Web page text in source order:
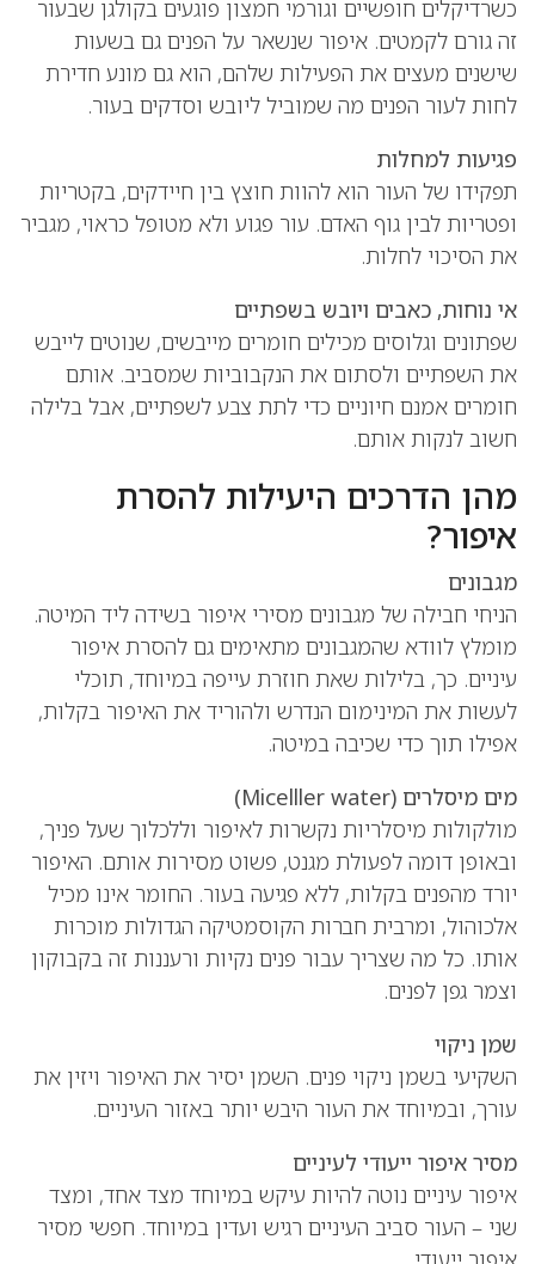
כשרדיקלים חופשיים וגורמי חמצון פוגעים בקולגן שבעור
זה גורם לקמטים. איפור שנשאר על הפנים גם בשעות
שישנים מעצים את הפעילות שלהם, הוא גם מונע חדירת
לחות לעור הפנים מה שמוביל ליובש וסדקים בעור.
פגיעות למחלות
תפקידו של העור הוא להוות חוצץ בין חיידקים, בקטריות
ופטריות לבין גוף האדם. עור פגוע ולא מטופל כראוי, מגביר
את הסיכוי לחלות.
אי נוחות, כאבים ויובש בשפתיים
שפתונים וגלוסים מכילים חומרים מייבשים, שנוטים לייבש
את השפתיים ולסתום את הנקבוביות שמסביב. אותם
חומרים אמנם חיוניים כדי לתת צבע לשפתיים, אבל בלילה
חשוב לנקות אותם.
מהן הדרכים היעילות להסרת
איפור?
מגבונים
הניחי חבילה של מגבונים מסירי איפור בשידה ליד המיטה.
מומלץ לוודא שהמגבונים מתאימים גם להסרת איפור
עיניים. כך, בלילות שאת חוזרת עייפה במיוחד, תוכלי
לעשות את המינימום הנדרש ולהוריד את האיפור בקלות,
אפילו תוך כדי שכיבה במיטה.
מים מיסלרים (Micelller water)
מולקולות מיסלריות נקשרות לאיפור וללכלוך שעל פניך,
ובאופן דומה לפעולת מגנט, פשוט מסירות אותם. האיפור
יורד מהפנים בקלות, ללא פגיעה בעור. החומר אינו מכיל
אלכוהול, ומרבית חברות הקוסמטיקה הגדולות מוכרות
אותו. כל מה שצריך עבור פנים נקיות ורעננות זה בקבוקון
וצמר גפן לפנים.
שמן ניקוי
השקיעי בשמן ניקוי פנים. השמן יסיר את האיפור ויזין את
עורך, ובמיוחד את העור היבש יותר באזור העיניים.
מסיר איפור ייעודי לעיניים
איפור עיניים נוטה להיות עיקש במיוחד מצד אחד, ומצד
שני – העור סביב העיניים רגיש ועדין במיוחד. חפשי מסיר